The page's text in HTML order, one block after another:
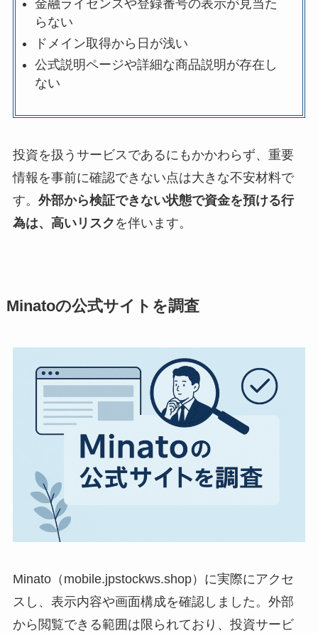
金融ライセンスや登録番号の表示が見当た
らない
ドメイン取得から日が浅い
公式説明ページや詳細な商品説明が存在し
ない
投資を扱うサービスであるにもかかわらず、重要
情報を事前に確認できない点は大きな不安材料で
す。 外部から検証できない状態で資金を預ける行
為は、高いリスク を伴います。
Minatoの公式サイトを調査
Minato（mobile.jpstockws.shop）に実際にアクセ
スし、表示内容や画面構成を確認しました。外部
から閲覧できる範囲は限られており、投資サービ